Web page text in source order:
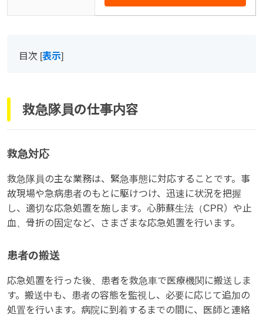
目次 [表示]
救急隊員の仕事内容
救急対応
救急隊員の主な業務は、緊急事態に対応することです。事
故現場や急病患者のもとに駆けつけ、迅速に状況を把握
し、適切な応急処置を施します。心肺蘇生法（CPR）や止
血、骨折の固定など、さまざまな応急処置を行います。
患者の搬送
応急処置を行った後、患者を救急車で医療機関に搬送しま
す。搬送中も、患者の容態を監視し、必要に応じて追加の
処置を行います。病院に到着するまでの間に、医師と連絡